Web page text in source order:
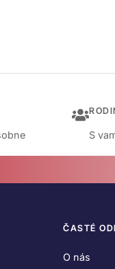
S
ČASTÉ
O nás